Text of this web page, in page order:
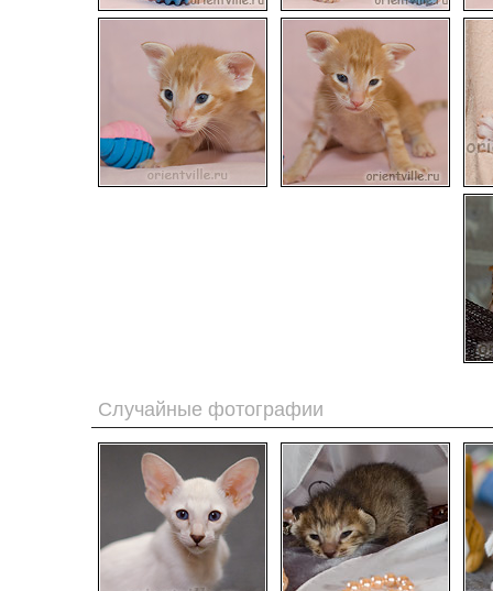
Случайные фотографии